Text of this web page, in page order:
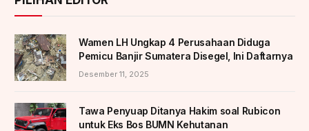
Wamen LH Ungkap 4 Perusahaan Diduga
Pemicu Banjir Sumatera Disegel, Ini Daftarnya
Desember 11, 2025
Tawa Penyuap Ditanya Hakim soal Rubicon
untuk Eks Bos BUMN Kehutanan